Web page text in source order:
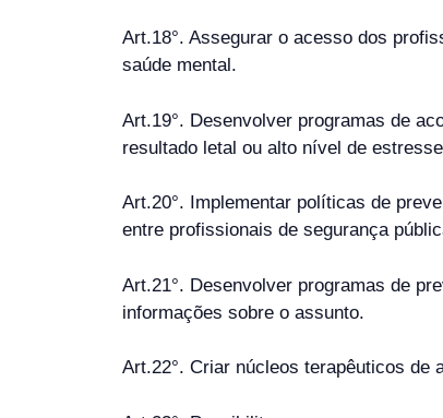
Art.18°. Assegurar o acesso dos
saúde mental.
Art.19°. Desenvolver programas de
resultado letal ou alto nível de
Art.20°. Implementar políticas de
entre profissionais de segurança
Art.21°. Desenvolver programas de
informações sobre o assunto.
Art.22°. Criar núcleos terapêuticos de